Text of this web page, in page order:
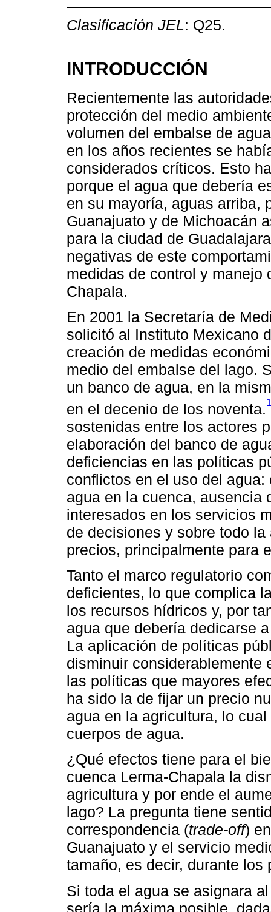
Clasificación JEL : Q25.
INTRODUCCIÓN
Recientemente las
protección del medio
volumen del embalse de
en los años recientes se
considerados críticos. Esto
porque el agua que debería
en su mayoría, aguas arriba,
Guanajuato y de Michoacán
para la ciudad de
negativas de este
medidas de control y manejo
Chapala.
En 2001 la Secretaría de
solicitó al Instituto Mexicano
creación de medidas
medio del embalse del lago.
un banco de agua, en la
en el decenio de los noventa.1
sostenidas entre los actores
elaboración del banco de
deficiencias en las políticas
conflictos en el uso del
agua en la cuenca, ausencia
interesados en los servicios
de decisiones y sobre todo
precios, principalmente para
Tanto el marco regulatorio
deficientes, lo que complica
los recursos hídricos y, por
agua que debería dedicarse
La aplicación de políticas
disminuir considerablemente
las políticas que mayores
ha sido la de fijar un precio
agua en la agricultura, lo
cuerpos de agua.
¿Qué efectos tiene para el
cuenca Lerma-Chapala la
agricultura y por ende el
lago? La pregunta tiene
correspondencia (trade-off)
Guanajuato y el servicio
tamaño, es decir, durante
Si toda el agua se asignara
sería la máxima posible,